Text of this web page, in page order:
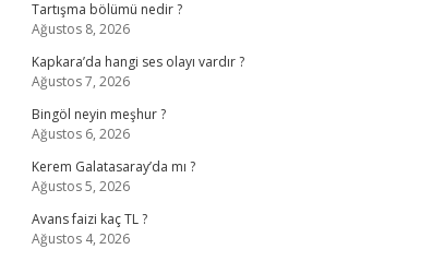
Tartışma bölümü nedir ?
Ağustos 8, 2026
Kapkara’da hangi ses olayı vardır ?
Ağustos 7, 2026
Bingöl neyin meşhur ?
Ağustos 6, 2026
Kerem Galatasaray’da mı ?
Ağustos 5, 2026
Avans faizi kaç TL ?
Ağustos 4, 2026